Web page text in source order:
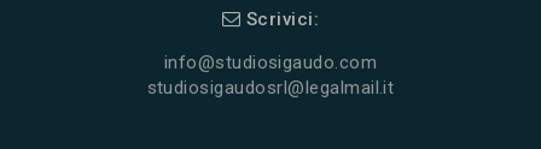
Scrivici:
info@studiosigaudo.com
studiosigaudosrl@legalmail.it